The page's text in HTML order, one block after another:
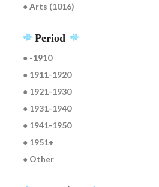
● Arts (1016)
Period
● -1910
● 1911-1920
● 1921-1930
● 1931-1940
● 1941-1950
● 1951+
● Other